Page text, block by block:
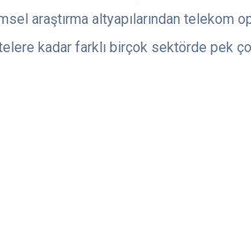
araştırma altyapılarından telekom
kadar farklı birçok sektörde pek